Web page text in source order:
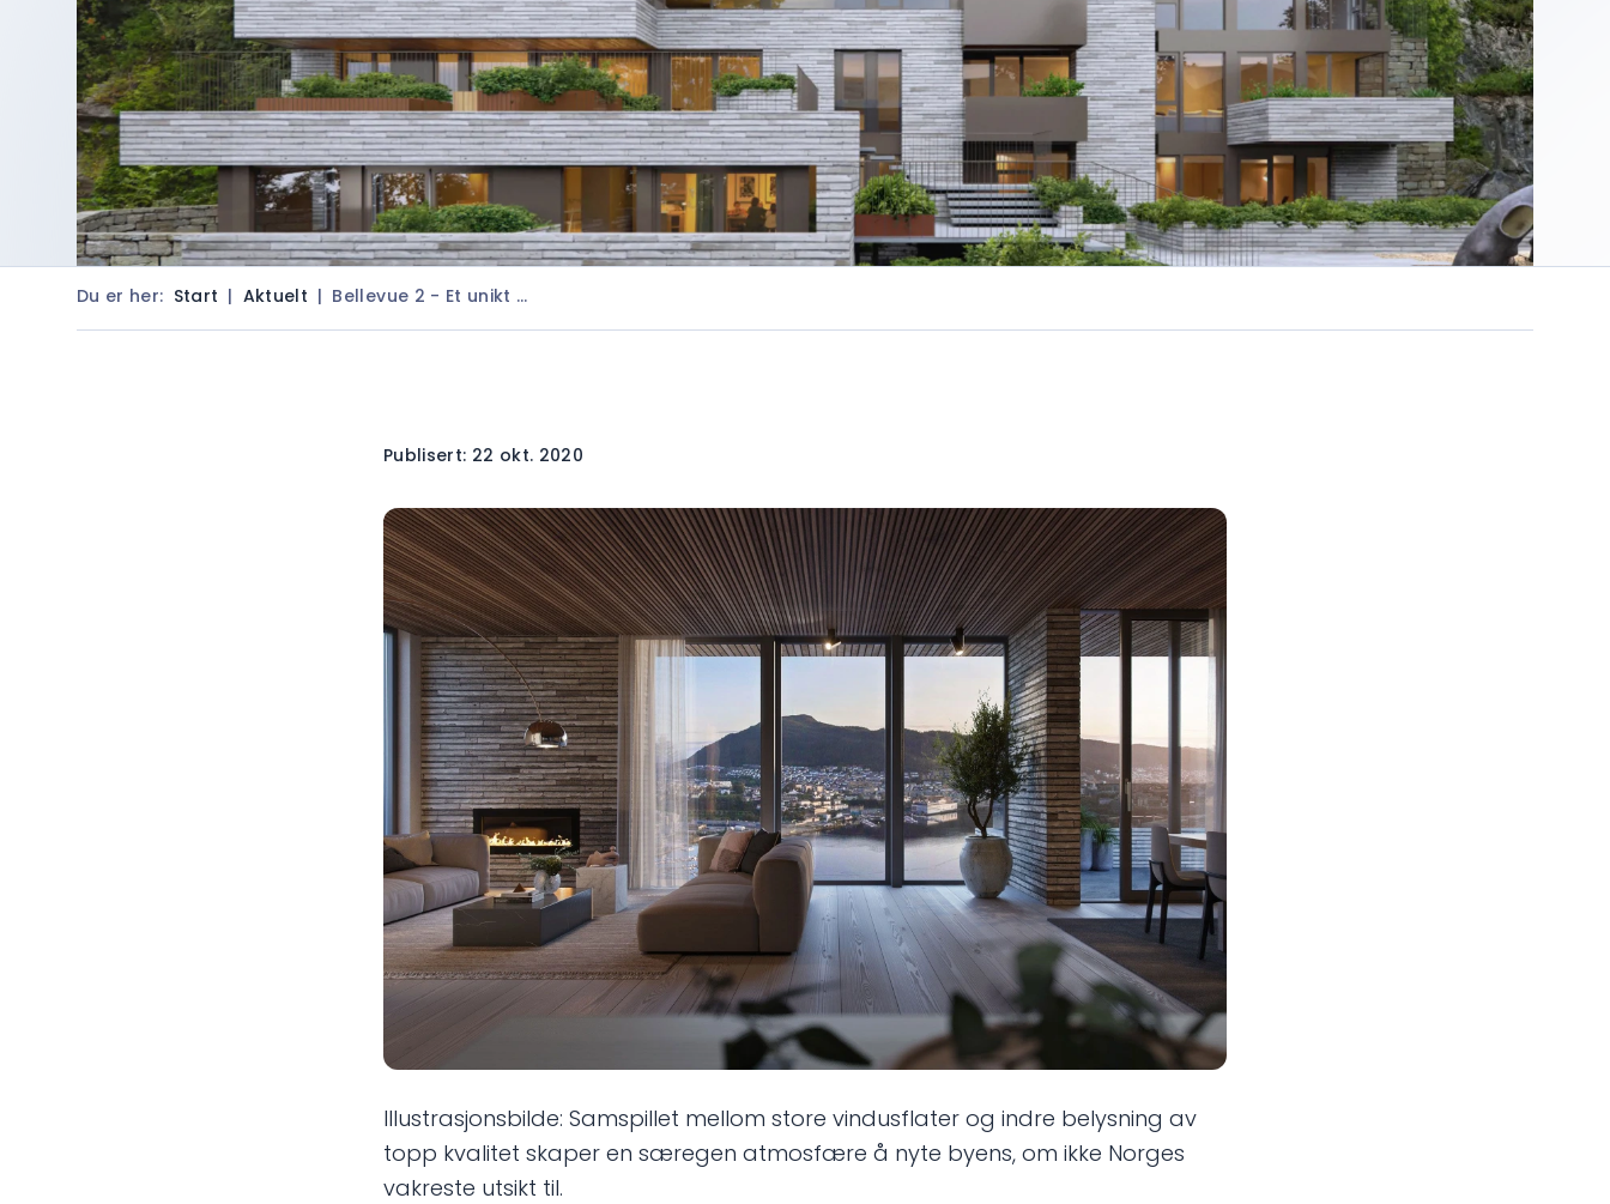
Du er her: Start Aktuelt Bellevue 2 - Et unikt …
Publisert: 22 okt. 2020
Illustrasjonsbilde: Samspillet mellom store vindusflater og indre belysning av
topp kvalitet skaper en særegen atmosfære å nyte byens, om ikke Norges
vakreste utsikt til.